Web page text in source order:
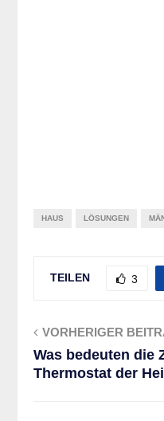
HAUS LÖSUNGEN
TEILEN 3
VORHERIGER
Was bedeuten die
Thermostat der